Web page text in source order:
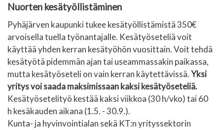
Nuorten kesätyöllistäminen
Pyhäjärven kaupunki tukee kesätyöllistämistä 350€
arvoisella tuella työnantajalle. Kesätyöseteliä voit
käyttää yhden kerran kesätyöhön vuosittain. Voit tehdä
kesätyötä pidemmän ajan tai useammassakin paikassa,
mutta kesätyöseteli on vain kerran käytettävissä.Yksi
yritys voi saada maksimissaan kaksi kesätyöseteliä.
Kesätyösetelityö kestää kaksi viikkoa (30 h/vko) tai 60
h kesäkauden aikana (1.5. - 30.9.).
Kunta- ja hyvinvointialan sekä KT:n yrityssektorin